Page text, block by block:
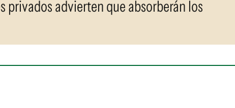
privados advierten que absorberán los